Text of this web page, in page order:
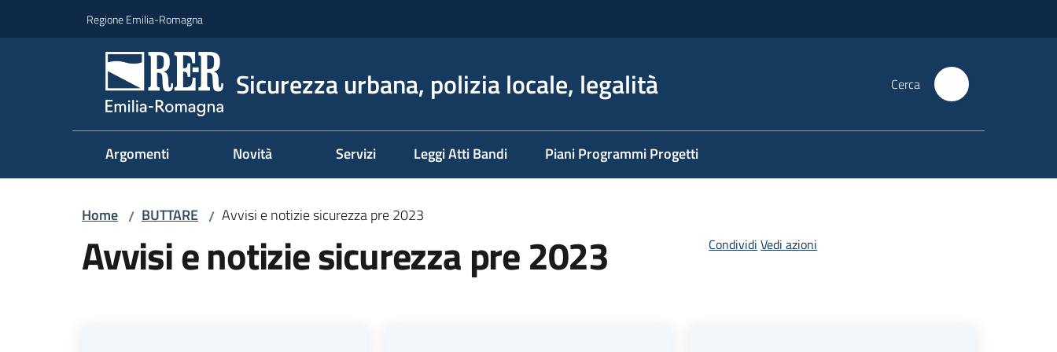
Regione Emilia-Romagna
Sicurezza urbana, polizia locale, legalità Cerca
Argomenti Novità Servizi Leggi Atti Bandi Piani Programmi Progetti
Home / BUTTARE / Avvisi e notizie sicurezza pre 2023
Avvisi e notizie sicurezza pre 2023 Condividi Vedi azioni